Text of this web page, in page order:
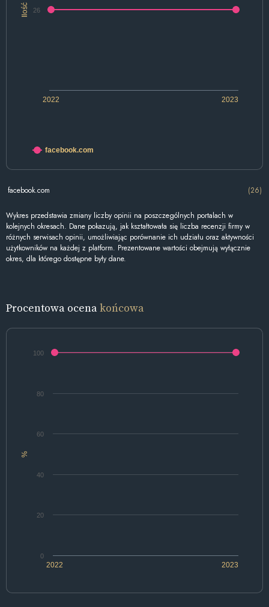
Ilość
2022 2023
26
facebook.com
facebook.com (26)
Wykres przedstawia zmiany liczby opinii na poszczególnych portalach w
kolejnych okresach. Dane pokazują, jak kształtowała się liczba recenzji firmy w
różnych serwisach opinii, umożliwiając porównanie ich udziału oraz aktywności
użytkowników na każdej z platform. Prezentowane wartości obejmują wyłącznie
okres, dla którego dostępne były dane.
Procentowa ocenakońcowa
%
2022 2023
0
20
40
60
80
100